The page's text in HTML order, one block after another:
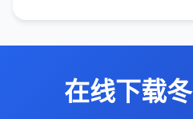
在线下载